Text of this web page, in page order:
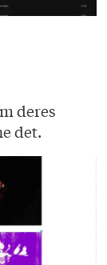
deres
det.